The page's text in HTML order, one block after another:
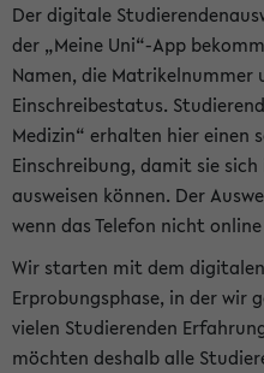
Der digitale
der „Meine Uni“-App
Namen, die Matrikelnummer
Einschreibestatus.
Medizin“ erhalten hier einen
Einschreibung, damit sie
ausweisen können. Der
wenn das Telefon nicht
Wir starten mit dem
Erprobungsphase, in der wir
vielen Studierenden
möchten deshalb alle